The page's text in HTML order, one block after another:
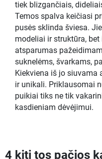
tiek blizgančiais,
Temos spalva keičiasi
pusės sklinda šviesa.
modeliai ir struktūra,
atsparumas
suknelėms, švarkams,
Kiekviena iš jo siuvama
ir unikali. Priklausomai
puikiai tiks ne tik
kasdieniam dėvėjimui.
4 kiti tos pačios